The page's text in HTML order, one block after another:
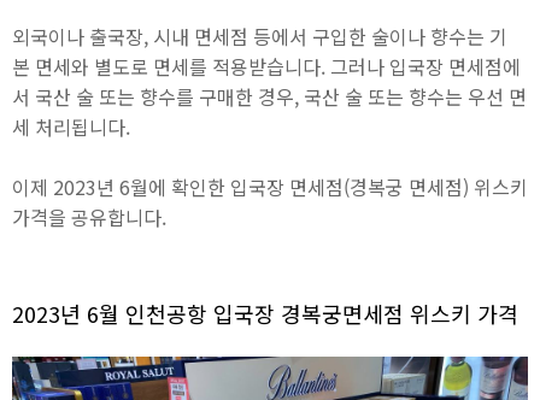
외국이나 출국장, 시내 면세점 등에서 구입한 술이나 향수는 기
본 면세와 별도로 면세를 적용받습니다. 그러나 입국장 면세점에
서 국산 술 또는 향수를 구매한 경우, 국산 술 또는 향수는 우선 면
세 처리됩니다.
이제 2023년 6월에 확인한 입국장 면세점(경복궁 면세점) 위스키
가격을 공유합니다.
2023년 6월 인천공항 입국장 경복궁면세점 위스키 가격